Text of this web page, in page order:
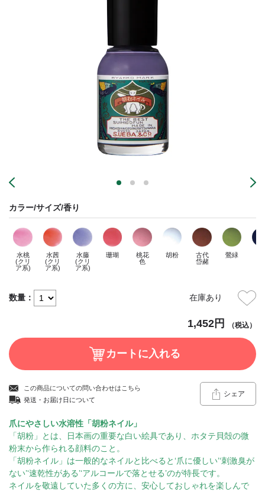
1,452円 （税込）
数量： 在庫あり
カラー/サイズ/香り
水桃
(クリ
ア系)
水茜
(クリ
ア系)
水藤
(クリ
ア系)
珊瑚
桃花
色
胡粉
古代
岱赭
鶯緑
この商品についての問い合わせはこちら
発送・お届け日について
シェア
爪にやさしい水溶性「胡粉ネイル」
「胡粉」とは、日本画の重要な白い絵具であり、ホタテ貝殻の微
粉末から作られる顔料のこと。
「胡粉ネイル」は一般的なネイルと比べると‘爪に優しい’‘刺激臭が
ない’‘速乾性がある’‘アルコールで落とせる’のが特長です。
ネイルを敬遠していた多くの方に、安心しておしゃれを楽しんで